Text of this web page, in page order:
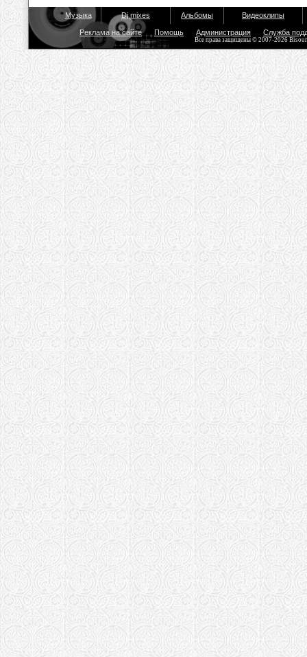
Музыка Dj mixes Альбомы Видеоклипы
Реклама на сайте Помощь Администрация Служба
Все права защищены © 2007-2026